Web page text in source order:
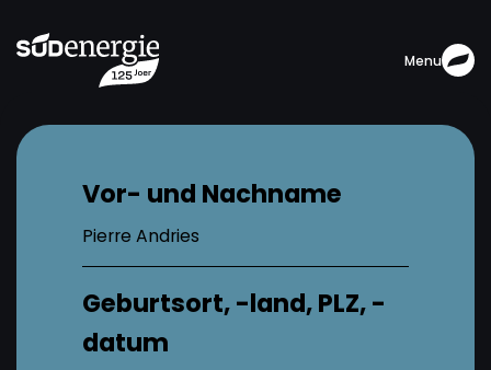
Menu
Vor- und Nachname
Pierre Andries
Geburtsort, -land, PLZ, -
datum